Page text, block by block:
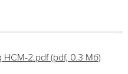
HCM-2.pdf (pdf, 0.3 Мб)